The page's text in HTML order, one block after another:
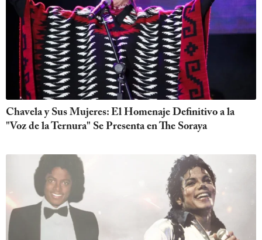
Chavela y Sus Mujeres: El Homenaje Definitivo a la
"Voz de la Ternura" Se Presenta en The Soraya